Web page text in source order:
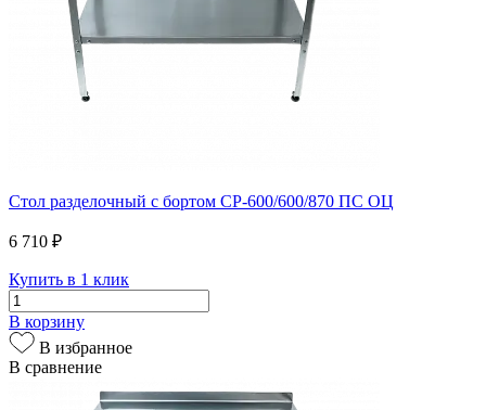
Стол разделочный с бортом СР-600/600/870 ПС ОЦ
6 710 ₽
Купить в 1 клик
В корзину
В избранное
В сравнение